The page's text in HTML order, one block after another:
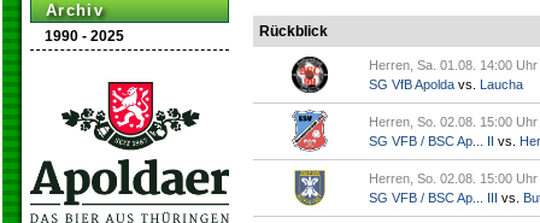
Archiv
1990 - 2025 Rückblick
Herren, Sa. 01.08. 14:00 Uhr
SG VfB Apolda vs. Laucha
Herren, So. 02.08. 15:00 Uhr
SG VFB / BSC Ap... II vs.
Herren, So. 02.08. 15:00 Uhr
SG VFB / BSC Ap... III vs.